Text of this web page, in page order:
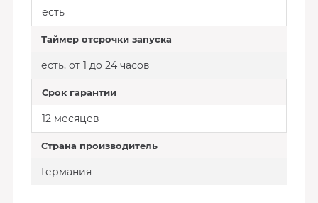
есть
Таймер отсрочки запуска
есть, от 1 до 24 часов
Срок гарантии
12 месяцев
Страна производитель
Германия